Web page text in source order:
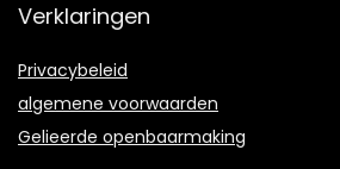
Verklaringen
Privacybeleid
algemene voorwaarden
Gelieerde openbaarmaking